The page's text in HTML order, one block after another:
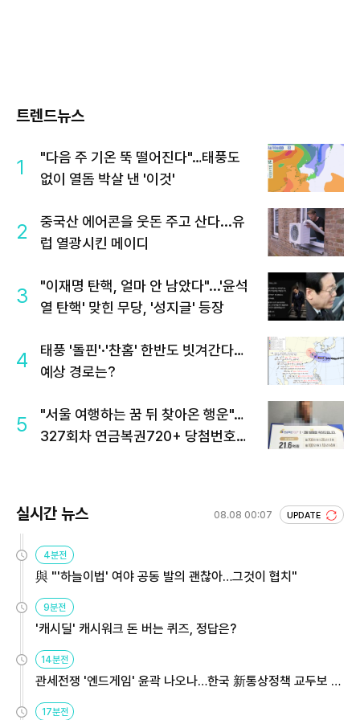
트렌드뉴스
1
"다음 주 기온 뚝 떨어진다"…태풍도
없이 열돔 박살 낸 '이것'
2
중국산 에어콘을 웃돈 주고 산다...유
럽 열광시킨 메이디
3
"이재명 탄핵, 얼마 안 남았다"...'윤석
열 탄핵' 맞힌 무당, '성지글' 등장
4
태풍 '돌핀'·'찬홈' 한반도 빗겨간다…
예상 경로는?
5
"서울 여행하는 꿈 뒤 찾아온 행운"…
327회차 연금복권720+ 당첨번호조
실시간 뉴스 08.08 00:07 UPDATE
4분전
與 "'하늘이법' 여야 공동 발의 괜찮아…그것이 협치"
9분전
'캐시딜' 캐시워크 돈 버는 퀴즈, 정답은?
14분전
관세전쟁 '엔드게임' 윤곽 나오나…한국 新통상정책 교두보 활
17분전